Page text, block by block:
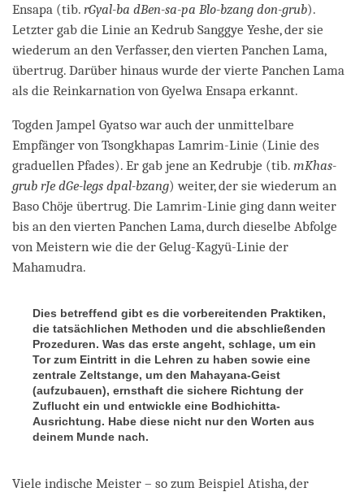
Ensapa (tib. rGyal-ba dBen-sa-pa Blo-bzang don-grub).
Letzter gab die Linie an Kedrub Sanggye Yeshe, der sie
wiederum an den Verfasser, den vierten Panchen Lama,
übertrug. Darüber hinaus wurde der vierte Panchen Lama
als die Reinkarnation von Gyelwa Ensapa erkannt.
Togden Jampel Gyatso war auch der unmittelbare
Empfänger von Tsongkhapas Lamrim-Linie (Linie des
graduellen Pfades). Er gab jene an Kedrubje (tib. mKhas-
grub rJe dGe-legs dpal-bzang) weiter, der sie wiederum an
Baso Chöje übertrug. Die Lamrim-Linie ging dann weiter
bis an den vierten Panchen Lama, durch dieselbe Abfolge
von Meistern wie die der Gelug-Kagyü-Linie der
Mahamudra.
Dies betreffend gibt es die vorbereitenden Praktiken,
die tatsächlichen Methoden und die abschließenden
Prozeduren. Was das erste angeht, schlage, um ein
Tor zum Eintritt in die Lehren zu haben sowie eine
zentrale Zeltstange, um den Mahayana-Geist
(aufzubauen), ernsthaft die sichere Richtung der
Zuflucht ein und entwickle eine Bodhichitta-
Ausrichtung. Habe diese nicht nur den Worten aus
deinem Munde nach.
Viele indische Meister – so zum Beispiel Atisha, der